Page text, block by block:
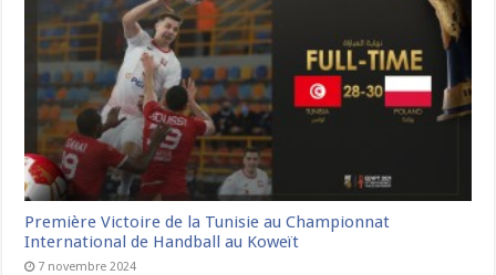
Première Victoire de la Tunisie au Championnat
International de Handball au Koweït
7 novembre 2024